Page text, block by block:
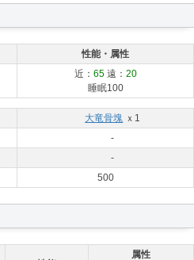
性能・属性
近： 65遠： 20
睡眠100
大竜骨塊 ｘ1
-
-
500
属性